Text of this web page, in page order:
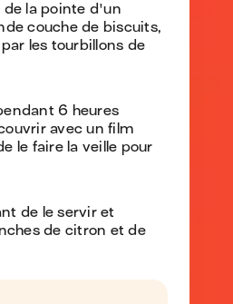
de la pointe d'un
couche de biscuits,
les tourbillons de
6 heures
avec un film
le faire la veille pour
de le servir et
de citron et de